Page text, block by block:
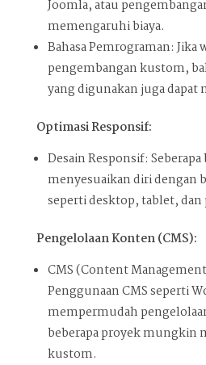
Joomla, atau
memengaruhi biaya.
Bahasa Pemrograman:
pengembangan kustom,
yang digunakan juga dapat
Optimasi Responsif:
Desain Responsif:
menyesuaikan diri dengan
seperti desktop, tablet, dan
Pengelolaan Konten (CMS):
CMS (Content
Penggunaan CMS seperti
mempermudah
beberapa proyek mungkin
kustom.